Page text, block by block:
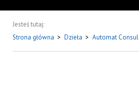
Jesteś tutaj:
Strona główna > Dzieła > Automat Consul